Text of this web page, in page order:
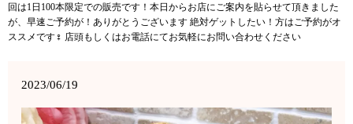
回は1日100本限定での販売です！本日からお店にご案内を貼らせて頂きました
が、早速ご予約が！ありがとうございます 絶対ゲットしたい！方はご予約がオ
ススメです‍♀️ 店頭もしくはお電話にてお気軽にお問い合わせください
2023/06/19